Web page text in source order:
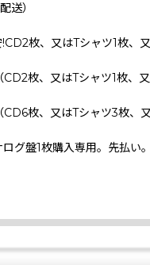
送）
!CD2枚、又はTシャツ1枚
（CD2枚、又はTシャツ1枚、
（CD6枚、又はTシャツ3枚
ログ盤1枚購入専用。先払